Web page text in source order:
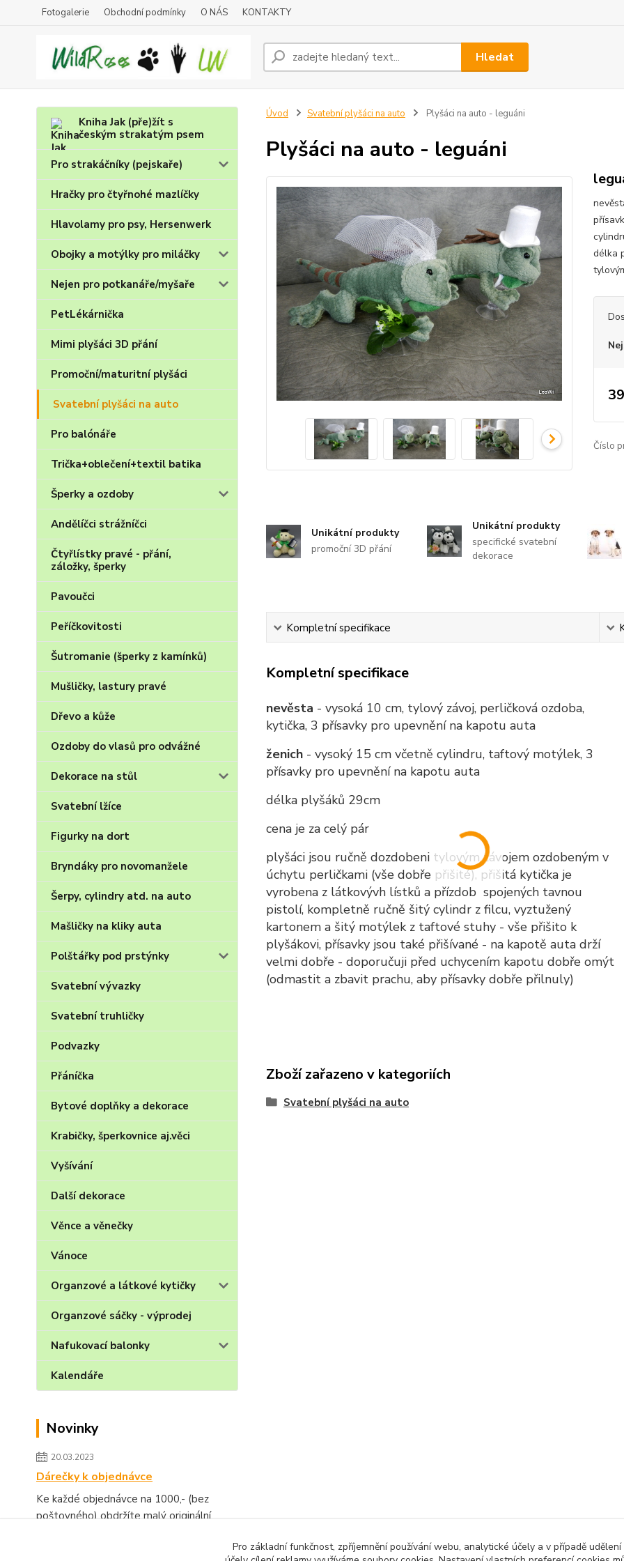
Fotogalerie Obchodní podmínky O NÁS KONTAKTY
Hledat
Kniha Jak (pře)žít s
českým strakatým psem
Pro strakáčníky (pejskaře)
Hračky pro čtyřnohé mazlíčky
Hlavolamy pro psy, Hersenwerk
Obojky a motýlky pro miláčky
Nejen pro potkanáře/myšaře
PetLékárnička
Mimi plyšáci 3D přání
Promoční/maturitní plyšáci
Svatební plyšáci na auto
Pro balónáře
Trička+oblečení+textil batika
Šperky a ozdoby
Andělíčci strážníčci
Čtyřlístky pravé - přání,
záložky, šperky
Pavoučci
Peříčkovitosti
Šutromanie (šperky z kamínků)
Mušličky, lastury pravé
Dřevo a kůže
Ozdoby do vlasů pro odvážné
Dekorace na stůl
Svatební lžíce
Figurky na dort
Bryndáky pro novomanžele
Šerpy, cylindry atd. na auto
Mašličky na kliky auta
Polštářky pod prstýnky
Svatební vývazky
Svatební truhličky
Podvazky
Přáníčka
Bytové doplňky a dekorace
Krabičky, šperkovnice aj.věci
Vyšívání
Další dekorace
Věnce a věnečky
Vánoce
Organzové a látkové kytičky
Organzové sáčky - výprodej
Nafukovací balonky
Kalendáře
Novinky
20.03.2023
Dárečky k objednávce
Ke každé objednávce na 1000,- (bez
poštovného) obdržíte malý originální
Úvod Svatební plyšáci na auto Plyšáci na auto - leguáni
Plyšáci na auto - leguáni
délka
Číslo
Unikátní produkty
promoční 3D přání
Unikátní produkty
specifické svatební
dekorace
Kompletní specifikace
Kompletní specifikace
nevěsta - vysoká 10 cm, tylový závoj, perličková ozdoba,
kytička, 3 přísavky pro upevnění na kapotu auta
ženich - vysoký 15 cm včetně cylindru, taftový motýlek, 3
přísavky pro upevnění na kapotu auta
délka plyšáků 29cm
cena je za celý pár
plyšáci jsou ručně dozdobeni tylovým závojem ozdobeným v
úchytu perličkami (vše dobře přišité), přišitá kytička je
vyrobena z látkovývh lístků a přízdob spojených tavnou
pistolí, kompletně ručně šitý cylindr z filcu, vyztužený
kartonem a šitý motýlek z taftové stuhy - vše přišito k
plyšákovi, přísavky jsou také přišívané - na kapotě auta drží
velmi dobře - doporučuji před uchycením kapotu dobře omýt
(odmastit a zbavit prachu, aby přísavky dobře přilnuly)
Zboží zařazeno v kategoriích
Svatební plyšáci na auto
Pro základní funkčnost, zpříjemnění používání webu, analytické účely a v případě